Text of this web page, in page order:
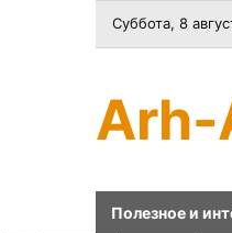
Суббота, 8
Arh-
Полезное и